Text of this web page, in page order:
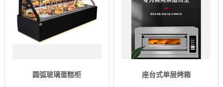
圆弧玻璃蛋糕柜 座台式单层烤箱